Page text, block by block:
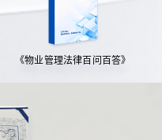
《物业管理法律百问百答》